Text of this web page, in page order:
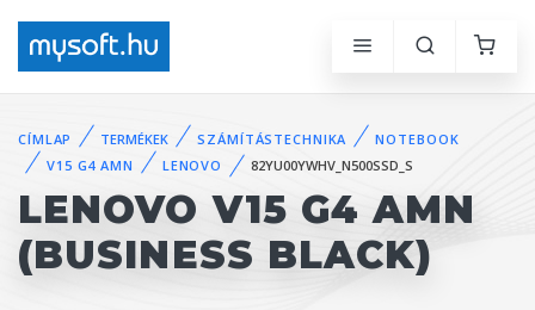
CÍMLAP TERMÉKEK SZÁMÍTÁSTECHNIKA
NOTEBOOK
V15 G4 AMN
LENOVO 82YU00YWHV_N500SSD_S
LENOVO V15 G4 AMN
(BUSINESS BLACK)